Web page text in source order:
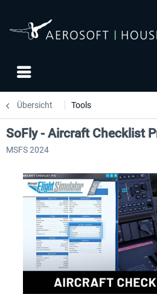
Übersicht Tools
SoFly - Aircraft Checklist
MSFS 2024